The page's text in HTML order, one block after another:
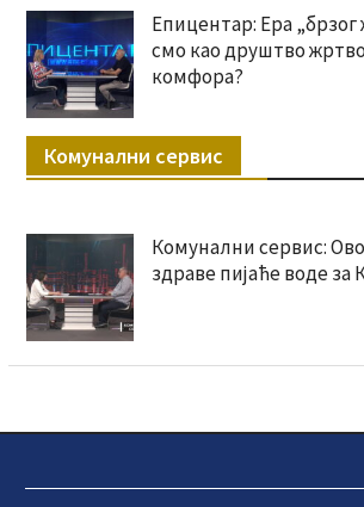
Епицентар: Ера
смо као друштво
комфора?
Комунални сервис
Комунални сервис:
здраве пијаће воде за